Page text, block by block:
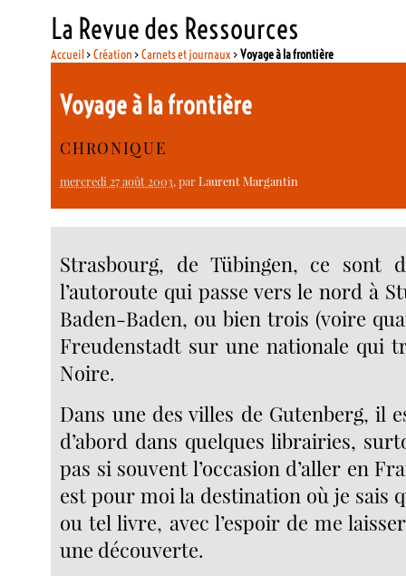
La Revue des Ressources
Accueil>Création >Carnets et journaux >Voyage à la frontière
Voyage à la frontière
CHRONIQUE
mercredi 27 août 2003, parLaurent Margantin
Strasbourg, de Tübingen, ce sont
l’autoroute qui passe vers le nord à
Baden-Baden, ou bien trois (voire
Freudenstadt sur une nationale qui
Noire.
Dans une des villes de Gutenberg, il
d’abord dans quelques librairies,
pas si souvent l’occasion d’aller en
est pour moi la destination où je sais
ou tel livre, avec l’espoir de me
une découverte.